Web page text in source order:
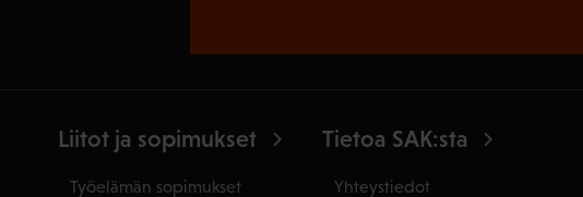
Liitot ja sopimukset
Työelämän sopimukset
Tietoa SAK:sta
Yhteystiedot